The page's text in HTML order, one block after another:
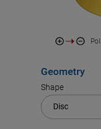
Geometry
Shape
Disc
Shape